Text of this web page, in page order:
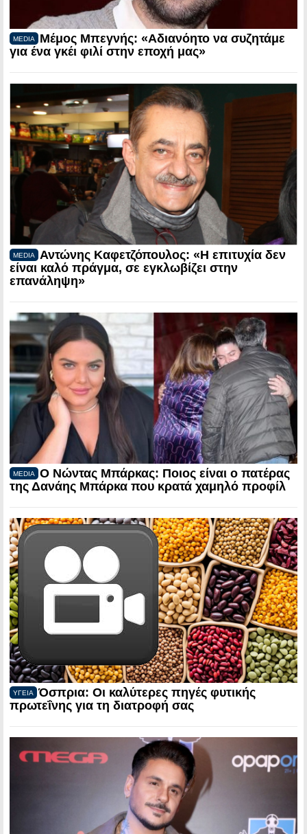
MEDIA
Μέμος Μπεγνής: «Αδιανόητο να συζητάμε
για ένα γκέι φιλί στην εποχή μας»
MEDIA
Αντώνης Καφετζόπουλος: «Η επιτυχία δεν
είναι καλό πράγμα, σε εγκλωβίζει στην
επανάληψη»
MEDIA
Ο Νώντας Μπάρκας: Ποιος είναι ο πατέρας
της Δανάης Μπάρκα που κρατά χαμηλό προφίλ
ΥΓΕΙΑ
Όσπρια: Οι καλύτερες πηγές φυτικής
πρωτεΐνης για τη διατροφή σας